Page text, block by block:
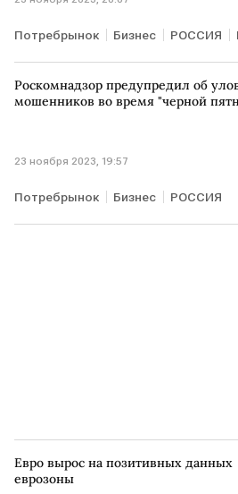
Потребрынок Бизнес РОССИЯ
Минпромторг
Роскомнадзор предупредил об
мошенников во время "черной
23 ноября 2023, 19:57
Потребрынок Бизнес РОССИЯ
Роскомнадзор распродажа
Евро вырос на позитивных данных
еврозоны